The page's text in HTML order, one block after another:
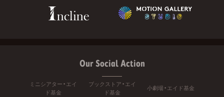
Our Social Action
ミニシアター・エイ
ド基金
ブックストア・エイ
ド基金
小劇場・エイド基金